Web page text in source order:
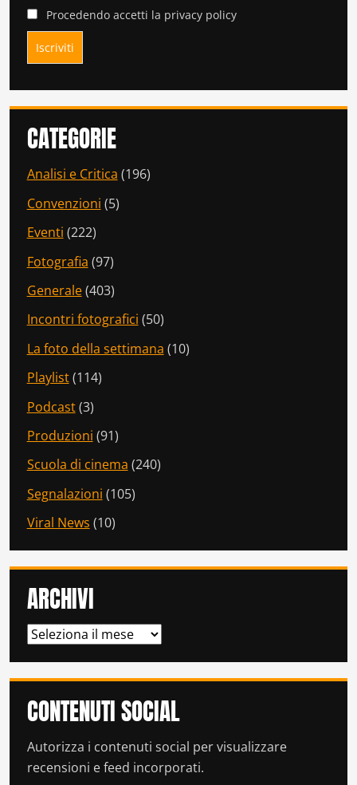
Procedendo accetti la privacy policy
CATEGORIE
Analisi e Critica (196)
Convenzioni (5)
Eventi (222)
Fotografia (97)
Generale(403)
Incontri fotografici (50)
La foto della settimana (10)
Playlist(114)
Podcast(3)
Produzioni (91)
Scuola di cinema (240)
Segnalazioni (105)
Viral News (10)
ARCHIVI
ARCHIVI
CONTENUTI SOCIAL
Autorizza i contenuti social per visualizzare
recensioni e feed incorporati.